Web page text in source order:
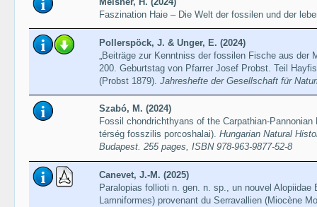
Faszination Haie – Die Welt der fossilen und der
Pollerspöck, J. & Unger, E. (2024)
„Beiträge zur Kenntniss der fossilen Fische aus der
200. Geburtstag von Pfarrer Josef Probst. Teil
(Probst 1879). Jahreshefte der Gesellschaft für
Szabó, M. (2024)
Fossil chondrichthyans of the Carpathian-
térség fosszilis porcoshalai). Hungarian Natural
Budapest. 255 pages, ISBN 978-963-9877-52-8
Canevet, J.-M. (2025)
Paralopias follioti n. gen. n. sp., un nouvel Alopiidae
Lamniformes) provenant du Serravallien (Miocène